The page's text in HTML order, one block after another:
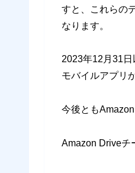
すと、これらの
なります。
2023年12月31
モバイルアプリ
今後とも
Amazon Driveチ